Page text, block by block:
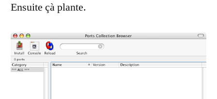
Ensuite çà plante.